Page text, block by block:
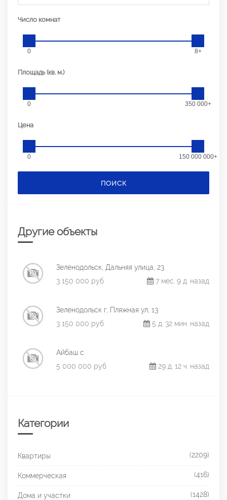
Число комнат
0 8+
Площадь (кв. м.)
0 350 000+
Цена
0 150 000 000+
ПОИСК
Другие объекты
Зеленодольск, Дальняя улица, 23
3 150 000 руб.
7 мес. 9 д. назад
Зеленодольск г, Пляжная ул, 13
3 150 000 руб.
5 д. 32 мин. назад
Айбаш с
5 000 000 руб.
29 д. 12 ч. назад
Категории
Квартиры (2209)
Коммерческая (416)
Дома и участки (1428)